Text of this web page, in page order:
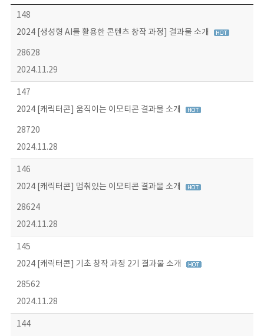
콘텐츠이슈 목록 - 번호, 제목, 작성자, 파일, 조회수, 작성일 정보 제공
148
2024 [생성형 AI를 활용한 콘텐츠 창작 과정] 결과물 소개
28628
2024.11.29
147
2024 [캐릭터콘] 움직이는 이모티콘 결과물 소개
28720
2024.11.28
146
2024 [캐릭터콘] 멈춰있는 이모티콘 결과물 소개
28624
2024.11.28
145
2024 [캐릭터콘] 기초 창작 과정 2기 결과물 소개
28562
2024.11.28
144